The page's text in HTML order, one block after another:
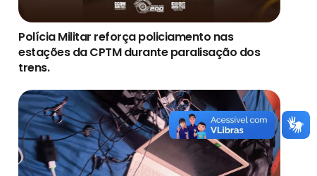
Polícia Militar reforça policiamento nas
estações da CPTM durante paralisação dos
trens.